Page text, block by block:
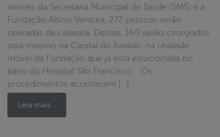
através da Secretaria Municipal de Saúde (SMS) e a
Fundação Altino Ventura, 272 pessoas serão
operadas de catarata. Destes, 160 serão cirurgiados
aqui mesmo na Capital do Xaxado, na unidade
móvel da Fundação que já está estacionada no
pátio do Hospital São Francisco. Os
procedimentos acontecem […]
Leia mais…